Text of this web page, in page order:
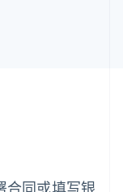
合同或填写银